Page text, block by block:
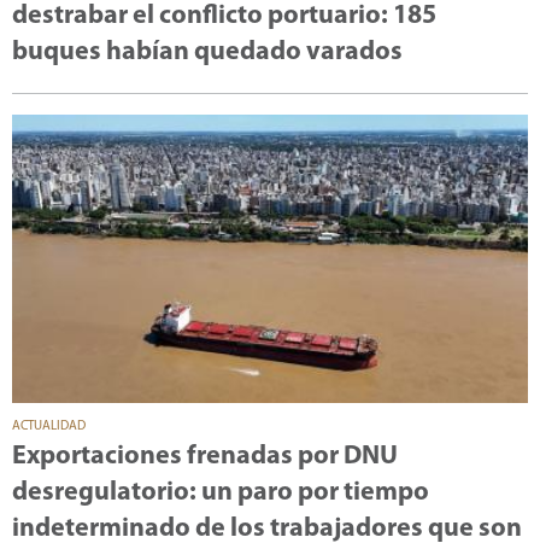
destrabar el conflicto portuario: 185
buques habían quedado varados
ACTUALIDAD
Exportaciones frenadas por DNU
desregulatorio: un paro por tiempo
indeterminado de los trabajadores que son